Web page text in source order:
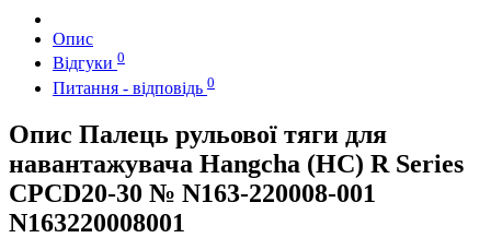
Опис
Відгуки 0
Питання - відповідь 0
Опис Палець рульової тяги для
навантажувача Hangcha (HC) R Series
CPCD20-30 № N163-220008-001
N163220008001